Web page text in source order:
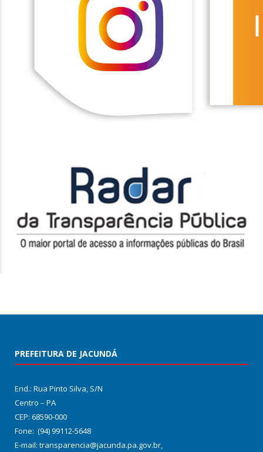
PREFEITURA DE JACUNDÁ
End.: Rua Pinto Silva, S/N
Centro – PA
CEP: 68590-000
Fone: (94) 99112-5648
E-mail: transparencia@jacunda.pa.gov.br,